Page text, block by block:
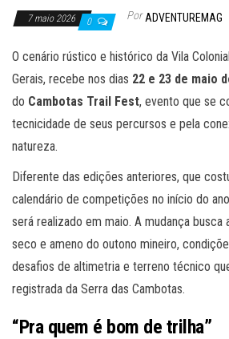
7 maio 2026 0 Por ADVENTUREMAG
O cenário rústico e histórico da Vila
Gerais, recebe nos dias 22 e 23 de maio
do Cambotas Trail Fest, evento que se
tecnicidade de seus percursos e pela
natureza.
Diferente das edições anteriores, que
calendário de competições no início do
será realizado em maio. A mudança busca
seco e ameno do outono mineiro,
desafios de altimetria e terreno técnico
registrada da Serra das Cambotas.
“Pra quem é bom de trilha”